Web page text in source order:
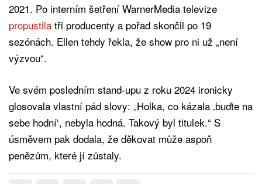
2021. Po interním šetření WarnerMedia televize
propustila tři producenty a pořad skončil po 19
sezónách. Ellen tehdy řekla, že show pro ni už „není
výzvou“.
Ve svém posledním stand-upu z roku 2024 ironicky
glosovala vlastní pád slovy: „Holka, co kázala ‚buďte na
sebe hodní‘, nebyla hodná. Takový byl titulek.“ S
úsměvem pak dodala, že děkovat může aspoň
penězům, které jí zůstaly.